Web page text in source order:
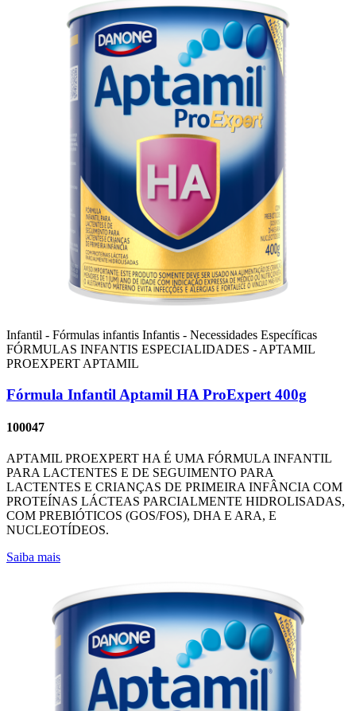
Infantil - Fórmulas infantis Infantis - Necessidades Específicas
FÓRMULAS INFANTIS ESPECIALIDADES - APTAMIL
PROEXPERT APTAMIL
Fórmula Infantil Aptamil HA ProExpert 400g
100047
APTAMIL PROEXPERT HA É UMA FÓRMULA INFANTIL
PARA LACTENTES E DE SEGUIMENTO PARA
LACTENTES E CRIANÇAS DE PRIMEIRA INFÂNCIA COM
PROTEÍNAS LÁCTEAS PARCIALMENTE HIDROLISADAS,
COM PREBIÓTICOS (GOS/FOS), DHA E ARA, E
NUCLEOTÍDEOS.
Saiba mais